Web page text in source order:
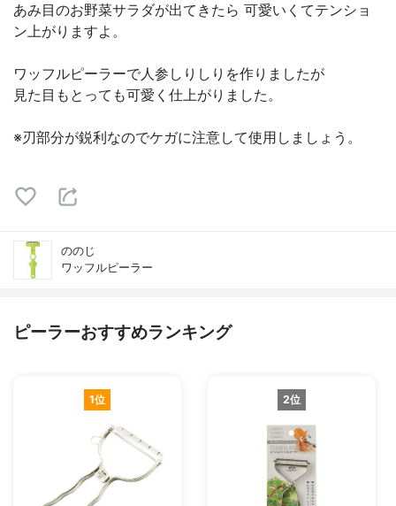
あみ目のお野菜サラダが出てきたら 可愛いくてテンショ
ン上がりますよ。
ワッフルピーラーで人参しりしりを作りましたが
見た目もとっても可愛く仕上がりました。
※刃部分が鋭利なのでケガに注意して使用しましょう。
ののじ
ワッフルピーラー
ピーラーおすすめランキング
1位 2位